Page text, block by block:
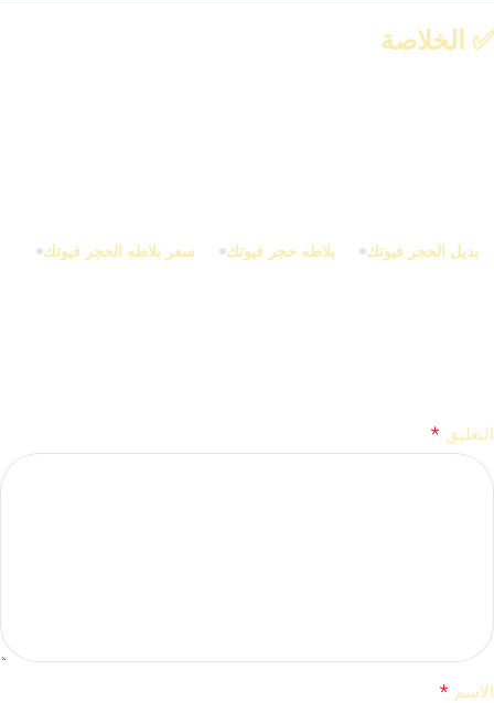
✅ الخلاصة
بديل الحجر فيوتك بلاطه حجر فيوتك سعر بلاطه الحجر فيوتك
التعليق *
الاسم *